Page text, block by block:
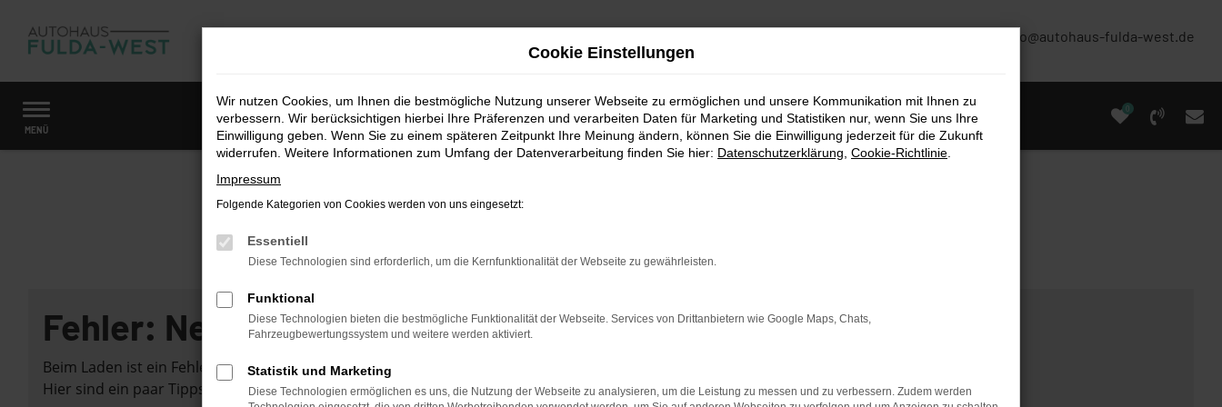
Zum
Hauptinhalt
info@autohaus-fulda-west.de
MENÜ
0
Startseite Fahrzeugmarkt
Fehler: Network Error
Beim Laden ist ein Fehler aufgetreten.
Hier sind ein paar Tipps, die dir helfen können:
Cookie Einstellungen
Wir nutzen Cookies, um Ihnen die bestmögliche Nutzung unserer Webseite zu ermöglichen und unsere Kommunikation mit Ihnen zu
verbessern. Wir berücksichtigen hierbei Ihre Präferenzen und verarbeiten Daten für Marketing und Statistiken nur, wenn Sie uns Ihre
Einwilligung geben. Wenn Sie zu einem späteren Zeitpunkt Ihre Meinung ändern, können Sie die Einwilligung jederzeit für die Zukunft
widerrufen. Weitere Informationen zum Umfang der Datenverarbeitung finden Sie hier: Datenschutzerklärung Cookie-Richtlinie
Impressum
Folgende Kategorien von Cookies werden von uns eingesetzt:
Essentiell
Diese Technologien sind erforderlich, um die Kernfunktionalität der Webseite zu gewährleisten.
Funktional
Diese Technologien bieten die bestmögliche Funktionalität der Webseite. Services von Drittanbietern wie Google Maps, Chats,
Fahrzeugbewertungssystem und weitere werden aktiviert.
Statistik und Marketing
Diese Technologien ermöglichen es uns, die Nutzung der Webseite zu analysieren, um die Leistung zu messen und zu verbessern. Zudem werden